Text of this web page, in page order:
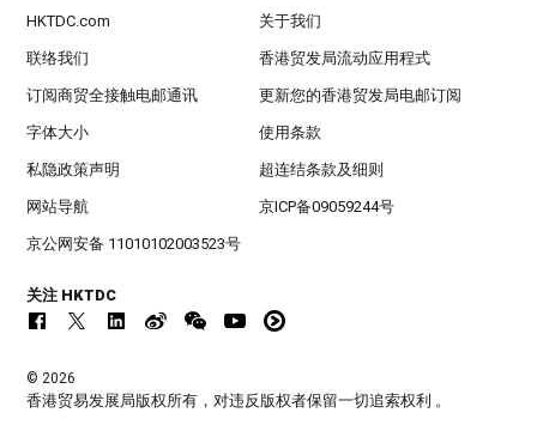
HKTDC.com 关于我们
联络我们 香港贸发局流动应用程式
订阅商贸全接触电邮通讯 更新您的香港贸发局电邮订阅
字体大小 使用条款
私隐政策声明 超连结条款及细则
网站导航 京ICP备09059244号
京公网安备 11010102003523号
关注 HKTDC
© 2026
香港贸易发展局版权所有，对违反版权者保留一切追索权利 。